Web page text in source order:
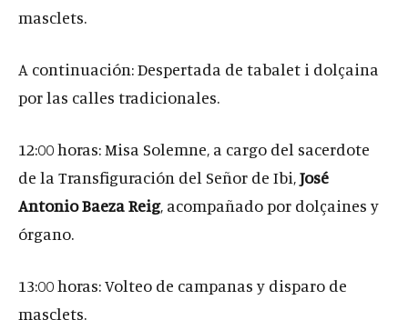
masclets.
A continuación: Despertada de tabalet i dolçaina
por las calles tradicionales.
12:00 horas: Misa Solemne, a cargo del sacerdote
de la Transfiguración del Señor de Ibi,José
Antonio Baeza Reig, acompañado por dolçaines y
órgano.
13:00 horas: Volteo de campanas y disparo de
masclets.